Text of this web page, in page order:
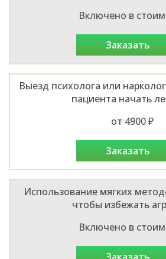
Включено в
заказать
Выезд психолога или
пациента начать
от 4900 ₽
заказать
Использование мягких
чтобы избежать
Включено в